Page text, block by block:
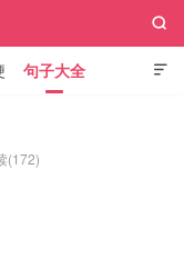

句子大全

(172)